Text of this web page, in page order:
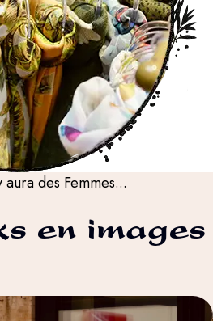
aura des Femmes...
en images